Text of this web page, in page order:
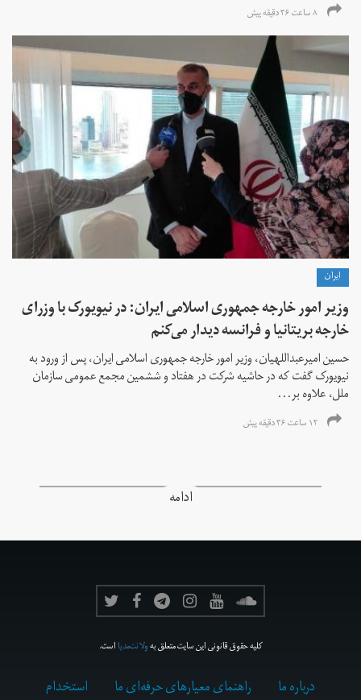
۸ ساعت ۳۶ دقیقه پیش
ايران
وزیر امور خارجه جمهوری اسلامی ایران: در نیویورک با وزرای
خارجه بریتانیا و فرانسه دیدار می‌کنم
حسین امیرعبداللهیان، وزیر امور خارجه جمهوری اسلامی ایران، پس از ورود به
نیویورک گفت که در حاشیه شرکت در هفتاد و ششمین مجمع عمومی سازمان
ملل، علاوه بر...
۱۲ ساعت ۳۶ دقیقه پیش
ادامه
کلیه حقوق قانونی این سایت متعلق بهولانت‌مدیااست.
درباره ما راهنمای معیارهای حرفه‌ای ما استخدام